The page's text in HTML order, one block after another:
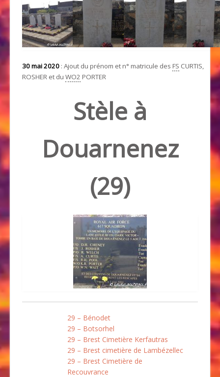
30 mai 2020 : Ajout du prénom et n° matricule des FS CURTIS,
ROSHER et du WO2 PORTER
Stèle à
Douarnenez
(29)
29 – Bénodet
29 – Botsorhel
29 – Brest Cimetière Kerfautras
29 – Brest cimetière de Lambézellec
29 – Brest Cimetière de
Recouvrance